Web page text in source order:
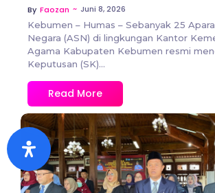
By Faozan ~ Juni 8, 2026
Kebumen – Humas – Sebanyak 25
Negara (ASN) di lingkungan Kantor
Agama Kabupaten Kebumen resmi
Keputusan (SK)...
Read More
No Comments